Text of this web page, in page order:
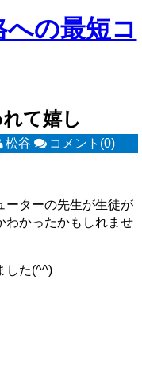
て嬉し
松谷 コメント(0)
ーターの先生が生徒が
わかったかもしれませ
した(^^)